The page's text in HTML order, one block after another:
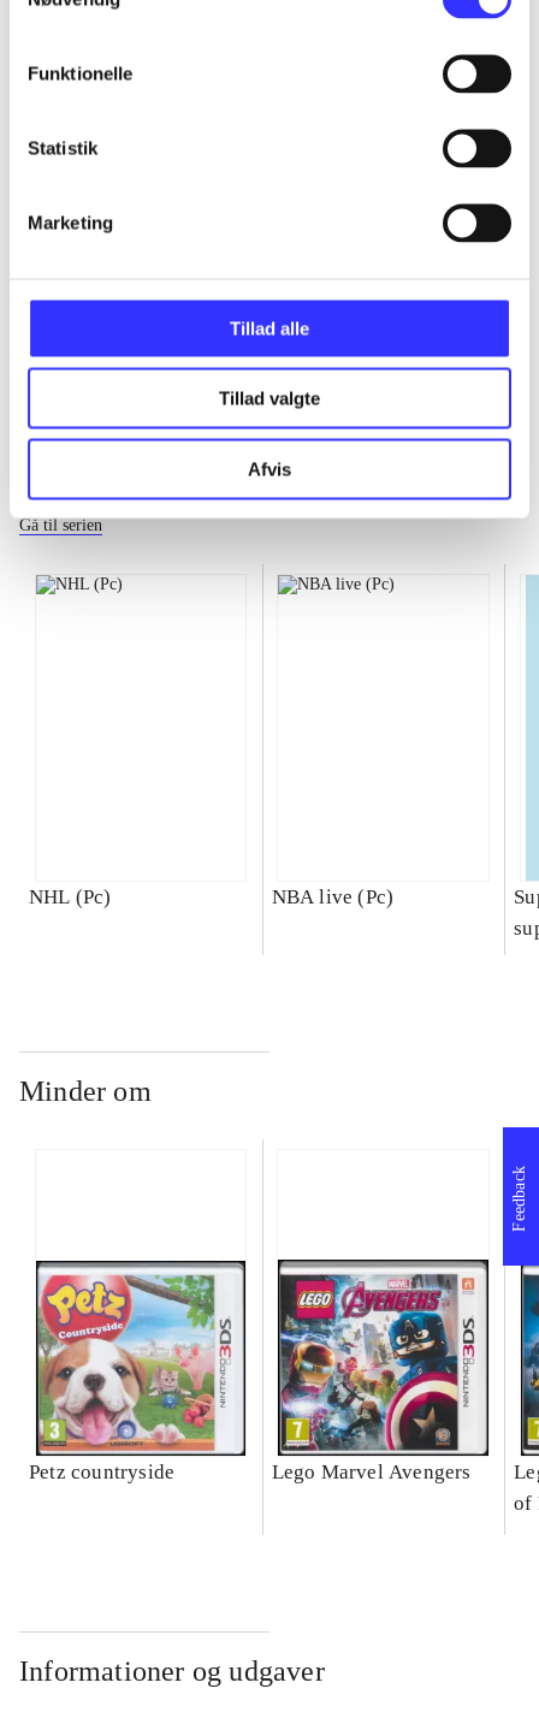
Funktionelle
Statistik
Marketing
Tillad alle
Tillad valgte
Afvis
...
...
...
Gå til serien
NHL (Pc) NBA live (Pc)
Minder om
Petz countryside Lego Marvel Avengers
of
Informationer og udgaver
Feedback